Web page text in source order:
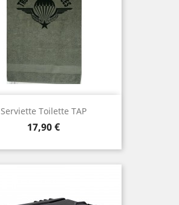
Serviette Toilette TAP
Prix
17,90 €